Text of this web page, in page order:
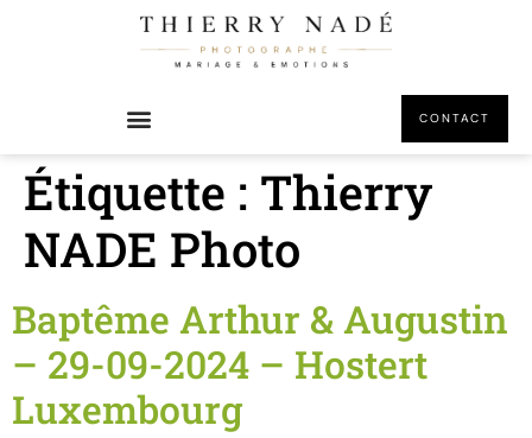
CONTACT
Étiquette : Thierry
NADE Photo
Baptême Arthur & Augustin
– 29-09-2024 – Hostert
Luxembourg